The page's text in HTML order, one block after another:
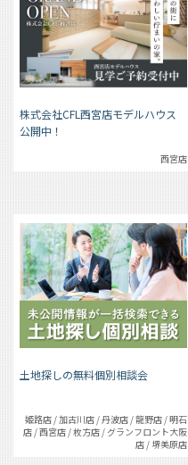
株式会社CFL西宮店モデルハウス
公開中！
西宮店
土地探しの無料個別相談会
姫路店 / 加古川店 / 丹波店 / 龍野店 / 明石
店 / 西宮店 / 枚方店 / グランフロント大阪
店 / 堺美原店